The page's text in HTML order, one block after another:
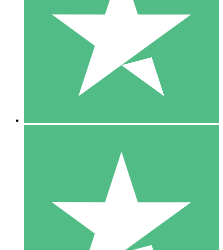
Betaal per gebruik met downloadtegoeden. Geen maandelijkse
1000
10 Downloaden
20 00